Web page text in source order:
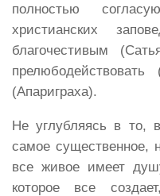
полностью
христианских
благочестивым
(Апариграха).
Не углубляясь в то,
самое существенное,
все живое имеет
которое все